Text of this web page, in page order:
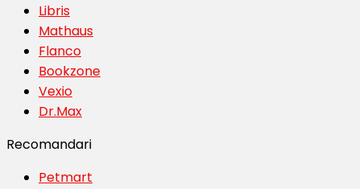
Libris
Mathaus
Flanco
Bookzone
Vexio
Dr.Max
Recomandari
Petmart